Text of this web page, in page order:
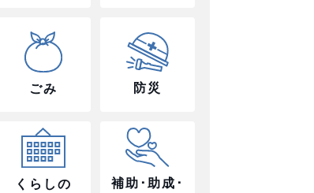
ごみ 防災
くらしの
補助･助成･